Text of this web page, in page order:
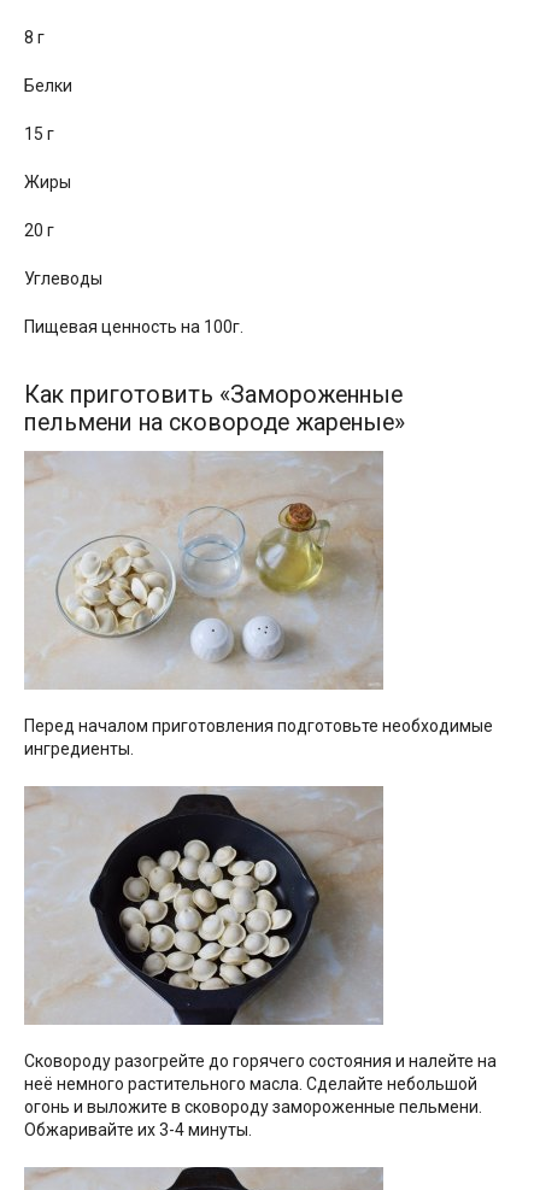
8 г
Белки
15 г
Жиры
20 г
Углеводы
Пищевая ценность на 100г.
Как приготовить «Замороженные
пельмени на сковороде жареные»
Перед началом приготовления подготовьте необходимые
ингредиенты.
Сковороду разогрейте до горячего состояния и налейте на
неё немного растительного масла. Сделайте небольшой
огонь и выложите в сковороду замороженные пельмени.
Обжаривайте их 3-4 минуты.